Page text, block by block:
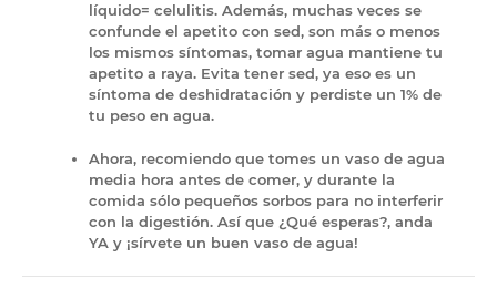
líquido= celulitis. Además, muchas veces se
confunde el apetito con sed, son más o menos
los mismos síntomas, tomar agua mantiene tu
apetito a raya. Evita tener sed, ya eso es un
síntoma de deshidratación y perdiste un 1% de
tu peso en agua.
Ahora, recomiendo que tomes un vaso de agua
media hora antes de comer, y durante la
comida sólo pequeños sorbos para no interferir
con la digestión.Así que ¿Qué esperas?, anda
YA y ¡sírvete un buen vaso de agua!